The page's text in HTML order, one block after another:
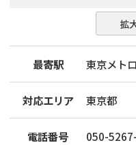
拡
最寄駅 東京メト
対応エリア 東京都
電話番号 050-